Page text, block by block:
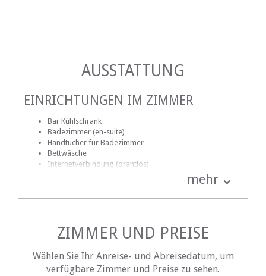
AUSSTATTUNG
EINRICHTUNGEN IM ZIMMER
Bar Kühlschrank
Badezimmer (en-suite)
Handtücher für Badezimmer
Bettwäsche
Internetverbindung (drahtlos)
Terrasse / Veranda / Balkon
Fernsehen (mit Satellit)
EINRICHTUNGEN AUF DEM GELÄNDE
mehr
ZIMMER UND PREISE
Wählen Sie Ihr Anreise- und Abreisedatum, um
verfügbare Zimmer und Preise zu sehen.